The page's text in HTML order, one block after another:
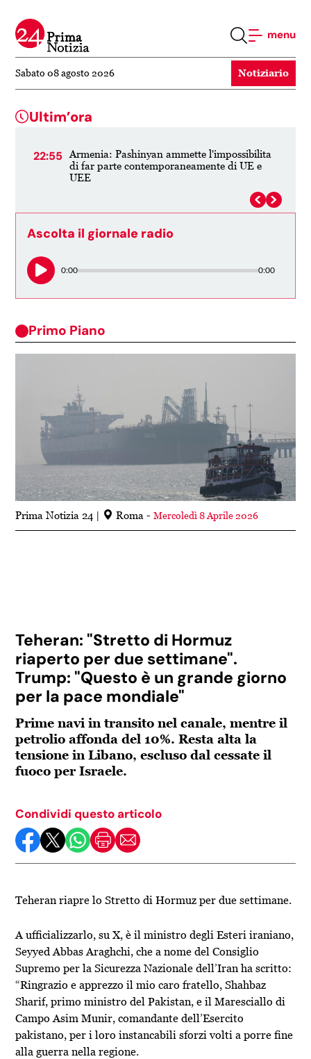
menu
Sabato 08 agosto 2026 Notiziario
Ultim’ora
22:55
Armenia: Pashinyan ammette l'impossibilita
di far parte contemporaneamente di UE e
UEE
Ascolta il giornale radio
0:00 0:00
Primo Piano
Prima Notizia 24 Roma -Mercoledì 8 Aprile 2026
Teheran: "Stretto di Hormuz
riaperto per due settimane".
Trump: "Questo è un grande giorno
per la pace mondiale"
Prime navi in transito nel canale, mentre il
petrolio affonda del 10%. Resta alta la
tensione in Libano, escluso dal cessate il
fuoco per Israele.
Condividi questo articolo
Teheran riapre lo Stretto di Hormuz per due settimane.
A ufficializzarlo, su X, è il ministro degli Esteri iraniano,
Seyyed Abbas Araghchi, che a nome del Consiglio
Supremo per la Sicurezza Nazionale dell’Iran ha scritto:
“Ringrazio e apprezzo il mio caro fratello, Shahbaz
Sharif, primo ministro del Pakistan, e il Maresciallo di
Campo Asim Munir, comandante dell’Esercito
pakistano, per i loro instancabili sforzi volti a porre fine
alla guerra nella regione.